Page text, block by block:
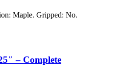
Maple. Gripped: No.
– Complete